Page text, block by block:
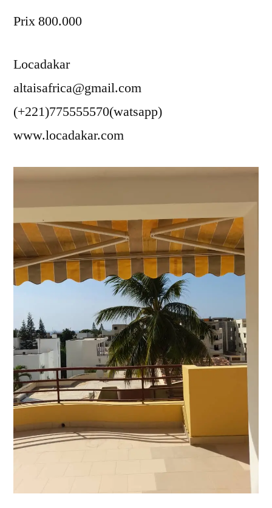
Prix 800.000
Locadakar
altaisafrica@gmail.com
(+221)775555570(watsapp)
www.locadakar.com